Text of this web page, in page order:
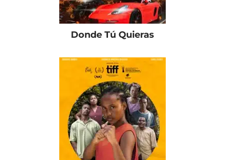
Donde Tú Quieras